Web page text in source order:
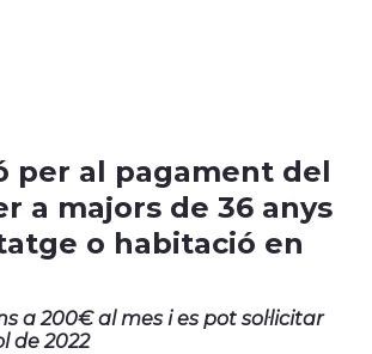
per al pagament del
a majors de 36 anys
o habitació en
a 200€ al mes i es pot sol·licitar
de 2022